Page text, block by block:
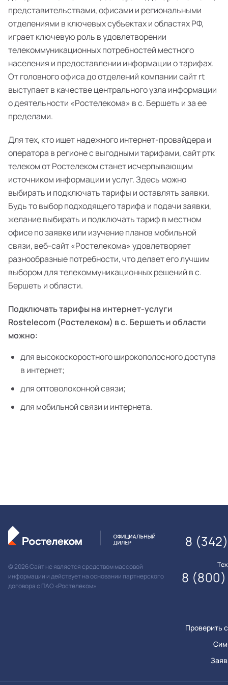
представительствами, офисами и региональными
отделениями в ключевых субъектах и областях РФ,
играет ключевую роль в удовлетворении
телекоммуникационных потребностей местного
населения и предоставлении информации о тарифах.
От головного офиса до отделений компании сайт rt
выступает в качестве центрального узла информации
о деятельности «Ростелекома» в с. Бершеть и за ее
пределами.
Для тех, кто ищет надежного интернет-провайдера и
оператора в регионе с выгодными тарифами, сайт ртк
телеком от Ростелеком станет исчерпывающим
источником информации и услуг. Здесь можно
выбирать и подключать тарифы и оставлять заявки.
Будь то выбор подходящего тарифа и подачи заявки,
желание выбирать и подключать тариф в местном
офисе по заявке или изучение планов мобильной
связи, веб-сайт «Ростелекома» удовлетворяет
разнообразные потребности, что делает его лучшим
выбором для телекоммуникационных решений в с.
Бершеть и области.
Подключать тарифы на интернет-услуги
Rostelecom (Ростелеком) в с. Бершеть и области
можно:
для высокоскоростного широкополосного доступа
в интернет;
для оптоволоконной связи;
для мобильной связи и интернета.
© 2026 Сайт не является средством массовой
информации и действует на основании партнерского
договора с ПАО «Ростелеком»
Проверить
8
8